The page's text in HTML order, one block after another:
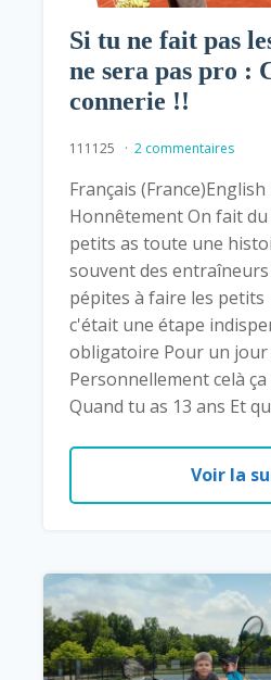
Si tu ne fait pas
ne sera pas pro :
connerie !!
111125 2 commentaires
Français
Honnêtement On fait
petits as toute une
souvent des
pépites à faire les petits
c'était une étape
obligatoire Pour un jour
Personnellement celà
Quand tu as 13 ans Et
Voir la